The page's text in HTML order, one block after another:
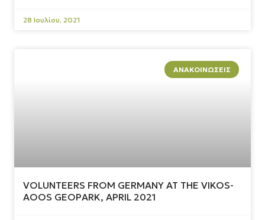
28 Ιουλίου, 2021
ΑΝΑΚΟΙΝΏΣΕΙΣ
VOLUNTEERS FROM GERMANY AT THE VIKOS-
AOOS GEOPARK, APRIL 2021